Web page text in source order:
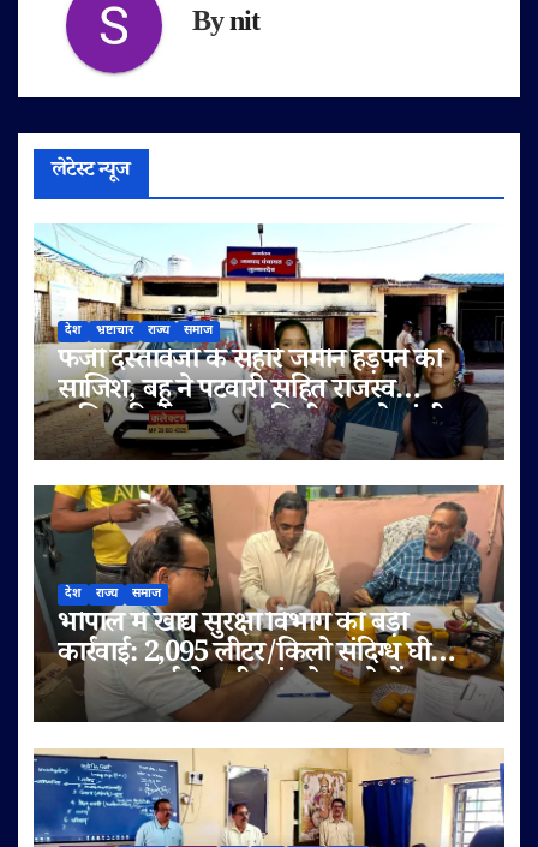
Bynit
लेटेस्ट न्यूज
देश भ्रष्टाचार राज्य समाज
फर्जी दस्तावेजों के सहारे जमीन हड़पने की
साजिश, बहू ने पटवारी सहित राजस्व
अधिकारियों पर लगाए मिलीभगत के गंभीर
आरोप
देश राज्य समाज
भोपाल में खाद्य सुरक्षा विभाग की बड़ी
कार्रवाई: 2,095 लीटर/किलो संदिग्ध घी
जब्त, सप्लाई चेन भी जांच के दायरे में